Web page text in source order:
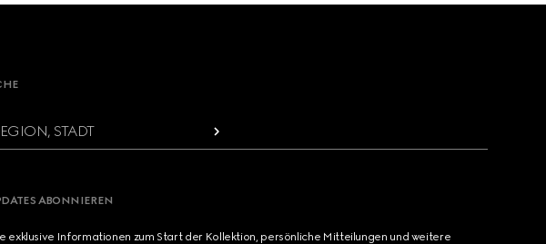
STADT
ABONNIEREN
exklusive Informationen zum Start der Kollektion, persönliche Mitteilungen und weitere